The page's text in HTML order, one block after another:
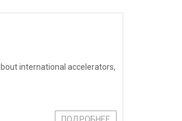
international accelerators,